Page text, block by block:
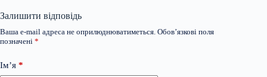
Залишити відповідь
Ваша e-mail адреса не оприлюднюватиметься. Обов’язкові поля
позначені *
Ім’я *